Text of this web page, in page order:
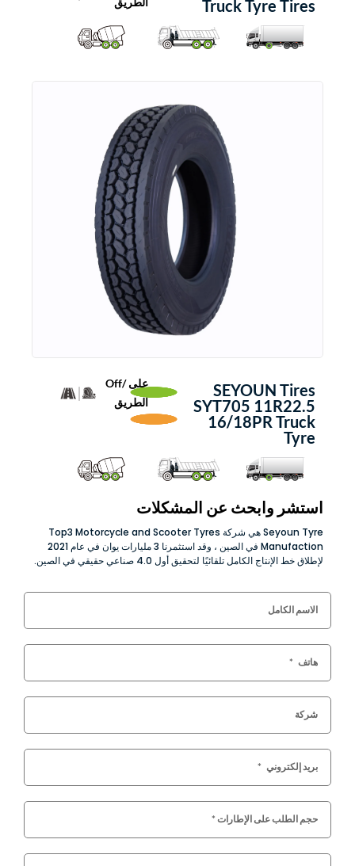
Truck Tyre Tires
SEYOUN Tires
SYT705 11R22.5
16/18PR Truck
Tyre
على /Off
الطريق
استشر وابحث عن المشكلات
Seyoun Tyre هي شركة Top3 Motorcycle and Scooter Tyres
Manufaction في الصين ، وقد استثمرنا 3 مليارات يوان في عام 2021
لإطلاق خط الإنتاج الكامل تلقائيًا لتحقيق أول 4.0 صناعي حقيقي في الصين.